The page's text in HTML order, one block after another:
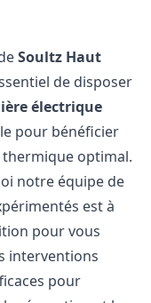
Soultz Haut
de disposer
électrique
pour bénéficier
optimal.
notre équipe de
est à
pour vous
interventions
pour